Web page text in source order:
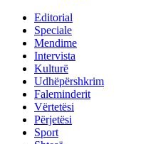
Editorial
Speciale
Mendime
Intervista
Kulturë
Udhëpërshkrim
Faleminderit
Vërtetësi
Përjetësi
Sport